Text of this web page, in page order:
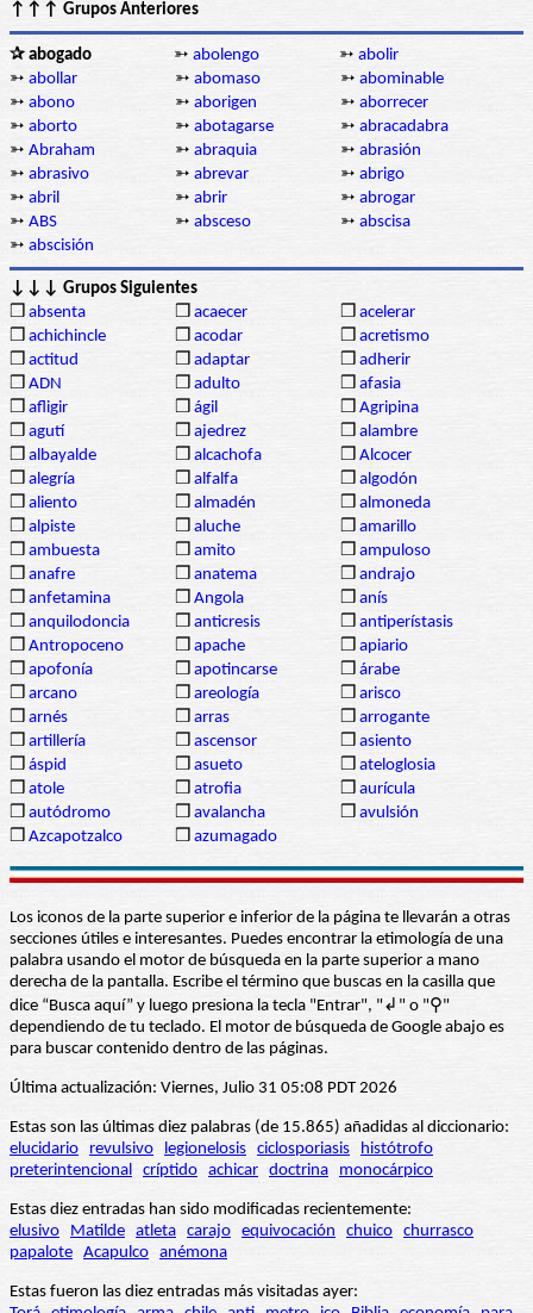
↑↑↑ Grupos Anteriores
✰ abogado ➳ abolengo ➳ abolir
➳ abollar ➳ abomaso ➳ abominable
➳ abono ➳ aborigen ➳ aborrecer
➳ aborto ➳ abotagarse ➳ abracadabra
➳ Abraham ➳ abraquia ➳ abrasión
➳ abrasivo ➳ abrevar ➳ abrigo
➳ abril ➳ abrir ➳ abrogar
➳ ABS ➳ absceso ➳ abscisa
➳ abscisión
↓↓↓ Grupos Siguientes
❒ absenta ❒ acaecer ❒ acelerar
❒ achichincle ❒ acodar ❒ acretismo
❒ actitud ❒ adaptar ❒ adherir
❒ ADN ❒ adulto ❒ afasia
❒ afligir ❒ ágil ❒ Agripina
❒ agutí ❒ ajedrez ❒ alambre
❒ albayalde ❒ alcachofa ❒ Alcocer
❒ alegría ❒ alfalfa ❒ algodón
❒ aliento ❒ almadén ❒ almoneda
❒ alpiste ❒ aluche ❒ amarillo
❒ ambuesta ❒ amito ❒ ampuloso
❒ anafre ❒ anatema ❒ andrajo
❒ anfetamina ❒ Angola ❒ anís
❒ anquilodoncia ❒ anticresis ❒ antiperístasis
❒ Antropoceno ❒ apache ❒ apiario
❒ apofonía ❒ apotincarse ❒ árabe
❒ arcano ❒ areología ❒ arisco
❒ arnés ❒ arras ❒ arrogante
❒ artillería ❒ ascensor ❒ asiento
❒ áspid ❒ asueto ❒ ateloglosia
❒ atole ❒ atrofia ❒ aurícula
❒ autódromo ❒ avalancha ❒ avulsión
❒ Azcapotzalco ❒ azumagado
Los iconos de la parte superior e inferior de la página te llevarán a otras
secciones útiles e interesantes. Puedes encontrar la etimología de una
palabra usando el motor de búsqueda en la parte superior a mano
derecha de la pantalla. Escribe el término que buscas en la casilla que
dice “Busca aquí” y luego presiona la tecla "Entrar", "↲" o "⚲"
dependiendo de tu teclado. El motor de búsqueda de Google abajo es
para buscar contenido dentro de las páginas.
Última actualización: Viernes, Julio 31 05:08 PDT 2026
Estas son las últimas diez palabras (de 15.865) añadidas al diccionario:
elucidario
revulsivo legionelosis ciclosporiasis
histótrofo
preterintencional críptido achicar doctrina monocárpico
Estas diez entradas han sido modificadas recientemente:
elusivo
Matilde atleta carajo equivocación chuico churrasco
papalote Acapulco anémona
Estas fueron las diez entradas más visitadas ayer: